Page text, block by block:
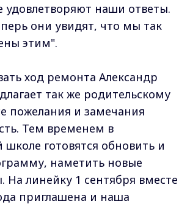
удовлетворяют наши ответы.
они увидят, что мы так
этим".
ход ремонта Александр
так же родительскому
пожелания и замечания
Тем временем в
готовятся обновить и
наметить новые
На линейку 1 сентября вместе
приглашена и наша